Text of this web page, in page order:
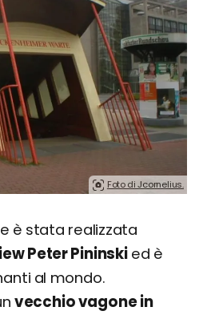
Foto di Jcornelius.
è stata realizzata
Peter Pininskied è
al mondo.
vecchio vagone in